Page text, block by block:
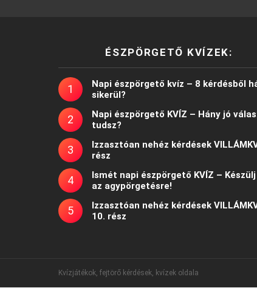
ÉSZPÖRGETŐ KVÍZEK:
Napi észpörgető kvíz – 8 kérdésből
sikerül?
Napi észpörgető KVÍZ – Hány jó
tudsz?
Izzasztóan nehéz kérdések
rész
Ismét napi észpörgető KVÍZ –
az agypörgetésre!
Izzasztóan nehéz kérdések
10. rész
Kvízjátékok, fejtörő kérdések, kvízek oldala